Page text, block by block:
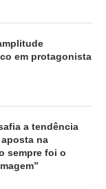
em protagonista
a tendência
na
sempre foi o